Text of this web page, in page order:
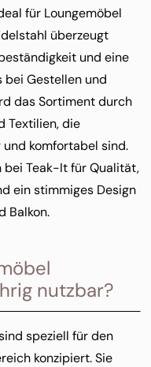
für Loungemöbel
überzeugt
und eine
bei Gestellen und
das Sortiment durch
Textilien, die
komfortabel sind.
bei Teak-It für Qualität,
ein stimmiges Design
Balkon.
nutzbar?
speziell für den
konzipiert. Sie